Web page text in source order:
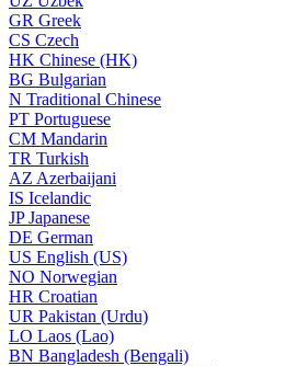
GR Greek
CS Czech
HK Chinese (HK)
BG Bulgarian
N Traditional Chinese
PT Portuguese
CM Mandarin
TR Turkish
AZ Azerbaijani
IS Icelandic
JPJapanese
DE German
US English (US)
NO Norwegian
HR Croatian
UR Pakistan (Urdu)
LO Laos (Lao)
BN Bangladesh (Bengali)